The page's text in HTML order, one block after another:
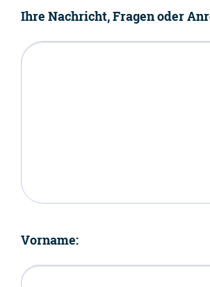
Ihre Nachricht, Fragen oder
Vorname: